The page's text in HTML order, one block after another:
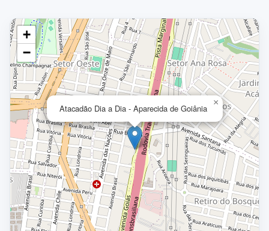
Atacadão Dia a Dia - Aparecida de Goiânia
×
+
−